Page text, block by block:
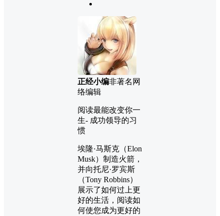
正经小编非著名网
络编辑
阅读最能改变你一
生- 成功领导的习
惯
埃隆·马斯克（Elon
Musk）制造火箭，
并向托尼·罗宾斯
（Tony Robbins）
展示了如何过上更
好的生活，阅读如
何使您成为更好的